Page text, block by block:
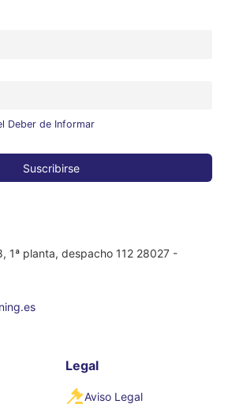
Deber de Informar
1ª planta, despacho 112 28027 -
Legal
Aviso Legal